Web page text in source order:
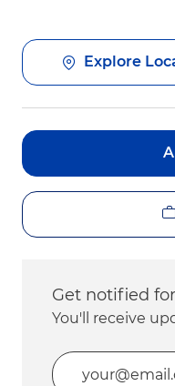
Explore
Get notified
You'll receive
Enter Email